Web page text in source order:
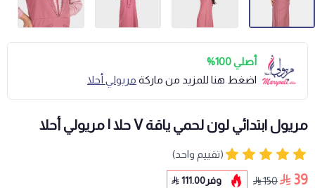
أصلي 100%
اضغط هنا للمزيد من ماركة مريولي أحلا
مريول ابتدائي لون لحمي ياقة V حلا | مريولي أحلا
(تقييم واحد)
39
150 وفر111.00